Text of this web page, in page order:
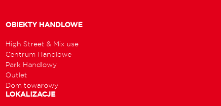
OBIEKTY HANDLOWE
High Street & Mix use
Centrum Handlowe
Park Handlowy
Outlet
Dom towarowy
LOKALIZACJE